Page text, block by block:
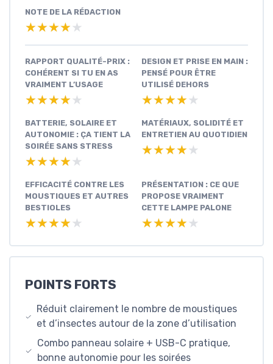
NOTE DE LA RÉDACTION
★★★★★
★★★★★
RAPPORT QUALITÉ-PRIX :
COHÉRENT SI TU EN AS
VRAIMENT L’USAGE
★★★★★
★★★★★
DESIGN ET PRISE EN MAIN :
PENSÉ POUR ÊTRE
UTILISÉ DEHORS
★★★★★
★★★★★
BATTERIE, SOLAIRE ET
AUTONOMIE : ÇA TIENT LA
SOIRÉE SANS STRESS
★★★★★
★★★★★
MATÉRIAUX, SOLIDITÉ ET
ENTRETIEN AU QUOTIDIEN
★★★★★
★★★★★
EFFICACITÉ CONTRE LES
MOUSTIQUES ET AUTRES
BESTIOLES
★★★★★
★★★★★
PRÉSENTATION : CE QUE
PROPOSE VRAIMENT
CETTE LAMPE PALONE
★★★★★
★★★★★
POINTS FORTS
Réduit clairement le nombre de moustiques
et d’insectes autour de la zone d’utilisation
Combo panneau solaire + USB-C pratique,
bonne autonomie pour les soirées